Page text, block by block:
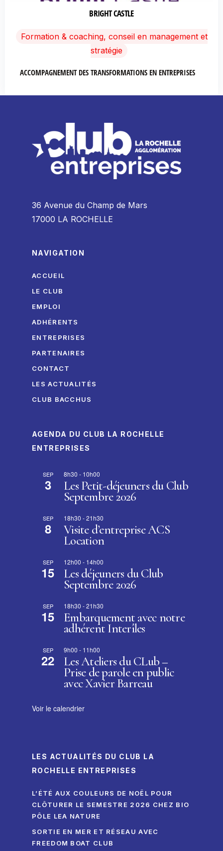
BRIGHT CASTLE
Formation & coaching, conseil en management et
stratégie
ACCOMPAGNEMENT DES TRANSFORMATIONS EN ENTREPRISES
36 Avenue du Champ de Mars
17000 LA ROCHELLE
NAVIGATION
ACCUEIL
LE CLUB
EMPLOI
ADHÉRENTS
ENTREPRISES
PARTENAIRES
CONTACT
LES ACTUALITÉS
CLUB BACCHUS
AGENDA DU CLUB LA ROCHELLE
ENTREPRISES
SEP
3
8h30 - 10h00
Les Petit-déjeuners du Club
Septembre 2026
SEP
8
18h30 -21h30
Visite d’entreprise ACS
Location
SEP
15
12h00 - 14h00
Les déjeuners du Club
Septembre 2026
SEP
15
18h30 -21h30
Embarquement avec notre
adhérent Interîles
SEP
22
9h00 - 11h00
Les Ateliers du CLub –
Prise de parole en public
avec Xavier Barreau
Voir le calendrier
LES ACTUALITÉS DU CLUB LA
ROCHELLE ENTREPRISES
L’ÉTÉ AUX COULEURS DE NOËL POUR
CLÔTURER LE SEMESTRE 2026 CHEZ BIO
PÔLE LEA NATURE
SORTIE EN MER ET RÉSEAU AVEC
FREEDOM BOAT CLUB